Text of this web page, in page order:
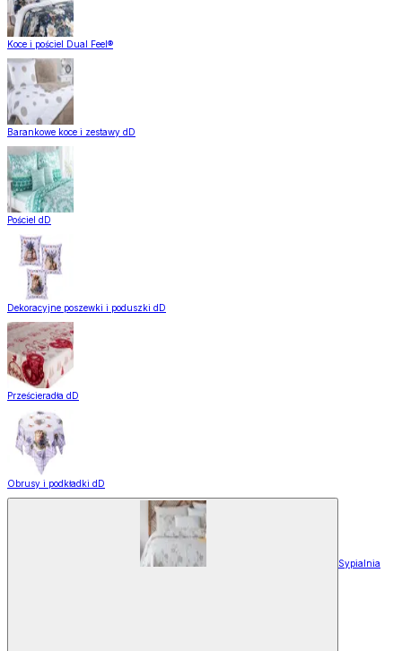
Koce i pościel Dual Feel®
Barankowe koce i zestawy dD
Pościel dD
Dekoracyjne poszewki i poduszki dD
Prześcieradła dD
Obrusy i podkładki dD
Sypialnia